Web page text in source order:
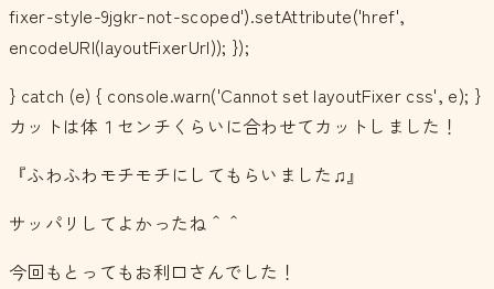
fixer-style-9jgkr-not-scoped').setAttribute('href',
encodeURI(layoutFixerUrl)); });
} catch (e) { console.warn('Cannot set layoutFixer css', e); }
カットは体１センチくらいに合わせてカットしました！
『ふわふわモチモチにしてもらいました♫』
サッパリしてよかったね＾＾
今回もとってもお利口さんでした！